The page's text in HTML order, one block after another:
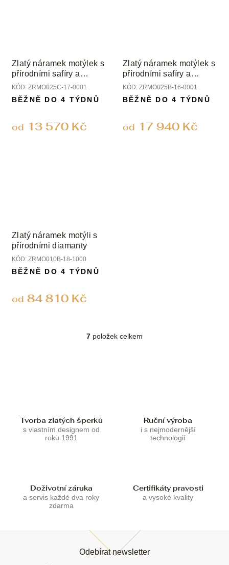
Zlatý náramek motýlek s
přírodními safíry a
smaragdy
KÓD: ZRMO025C-17-0001
od 13 570 Kč
BĚŽNĚ DO 4 TÝDNŮ
Zlatý náramek motýlek s
přírodními safíry a
smaragdy
KÓD: ZRMO025B-16-0001
od 17 940 Kč
BĚŽNĚ DO 4 TÝDNŮ
Zlatý náramek motýli s
přírodními diamanty
KÓD: ZRMO010B-18-1000
od 84 810 Kč
BĚŽNĚ DO 4 TÝDNŮ
O
7 položek celkem
Tvorba zlatých šperků
s vlastním designem od
roku 1991
Ruční výroba
i s nejmodernější
technologií
Doživotní záruka
a servis každé dva roky
zdarma
Certifikáty pravosti
a vysoké kvality
Odebírat newsletter